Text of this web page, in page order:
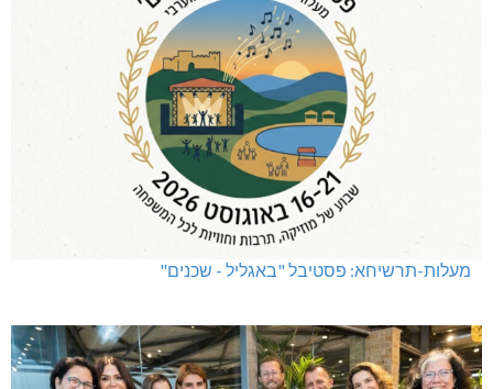
מעלות-תרשיחא: פסטיבל "באגליל - שכנים"